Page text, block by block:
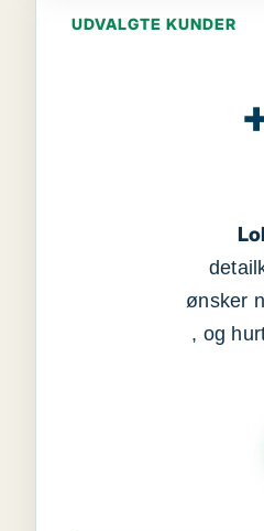
UDVALGTE KUNDER
ønsker
, og